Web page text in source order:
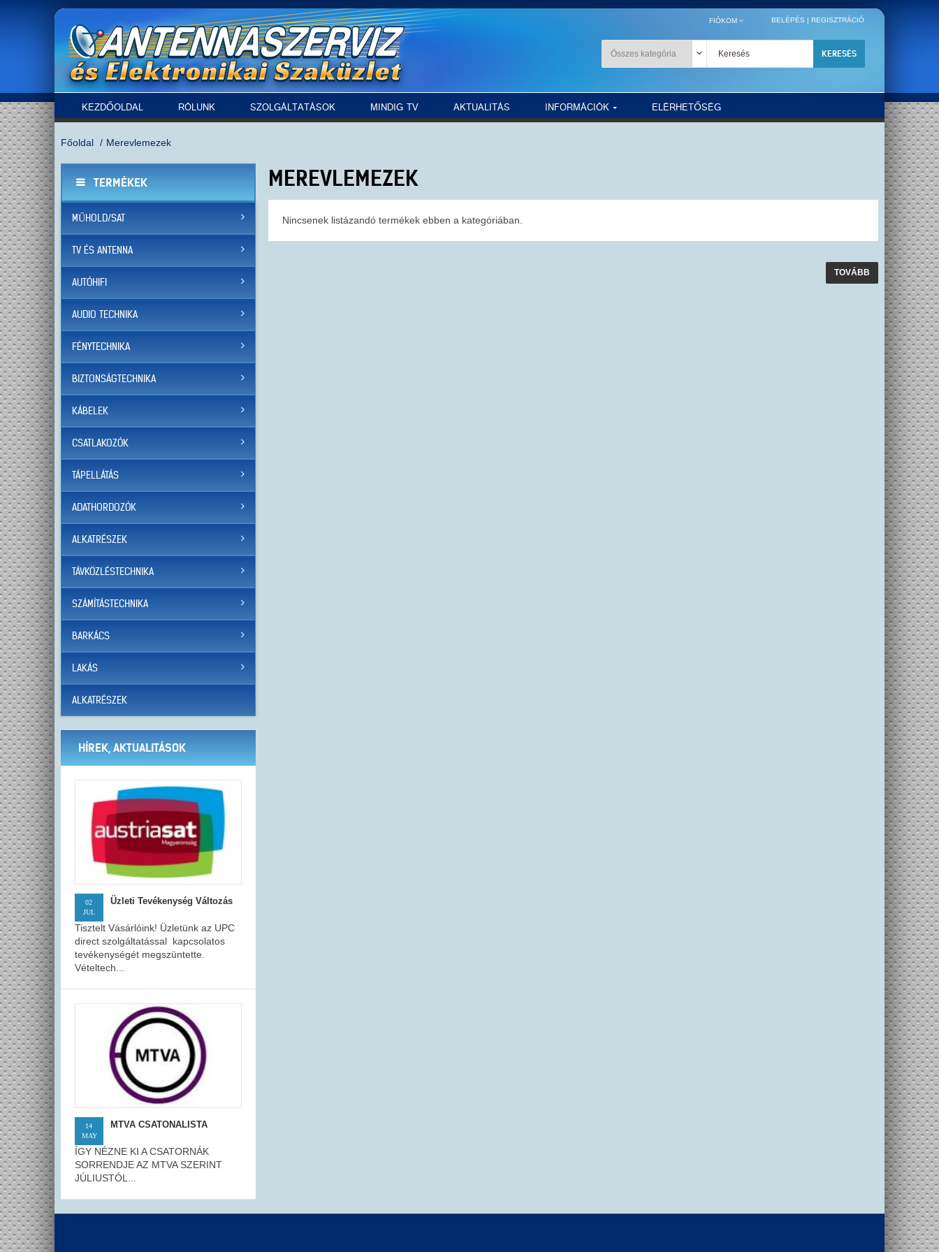
BELÉPÉS | REGISZTRÁCIÓ
FIÓKOM
KERESÉS
KEZDŐOLDAL RÓLUNK SZOLGÁLTATÁSOK MINDIG TV AKTUALITÁS INFORMÁCIÓK ELÉRHETŐSÉG
Főoldal Merevlemezek
TERMÉKEK
MŰHOLD/SAT
TV ÉS ANTENNA
AUTÓHIFI
AUDIO TECHNIKA
FÉNYTECHNIKA
BIZTONSÁGTECHNIKA
KÁBELEK
CSATLAKOZÓK
TÁPELLÁTÁS
ADATHORDOZÓK
ALKATRÉSZEK
TÁVKÖZLÉSTECHNIKA
SZÁMÍTÁSTECHNIKA
BARKÁCS
LAKÁS
ALKATRÉSZEK
HÍREK, AKTUALITÁSOK
Üzleti Tevékenység Változás
02
JUL
Tisztelt Vásárlóink! Üzletünk az UPC
direct szolgáltatással kapcsolatos
tevékenységét megszüntette.
Vételtech...
MTVA CSATONALISTA
14
MAY
ÍGY NÉZNE KI A CSATORNÁK
SORRENDJE AZ MTVA SZERINT
JÚLIUSTÓL...
MEREVLEMEZEK
Nincsenek listázandó termékek ebben a kategóriában.
TOVÁBB